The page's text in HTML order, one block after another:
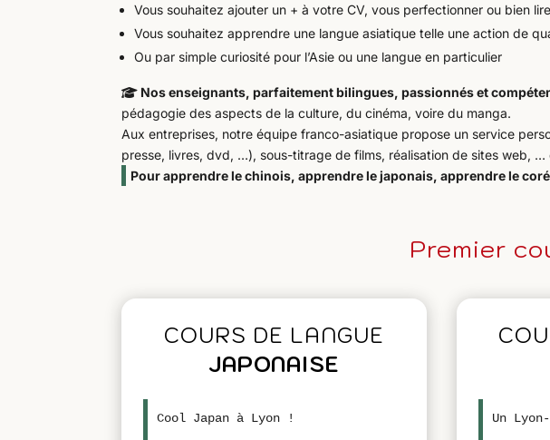
Vous souhaitez ajouter un + à votre CV, vous perfectionner ou bien
Vous souhaitez apprendre une langue asiatique telle une action de
Ou par simple curiosité pour l’Asie ou une langue en particulier
Nos enseignants, parfaitement bilingues, passionnés et
pédagogie des aspects de la culture, du cinéma, voire du manga.
Aux entreprises, notre équipe franco-asiatique propose un service
presse, livres, dvd, …), sous-titrage de films, réalisation de sites web,
Pour apprendre le chinois, apprendre le japonais, apprendre le
Premier
COURS DE LANGUE
JAPONAISE
Cool Japan à Lyon ! Un